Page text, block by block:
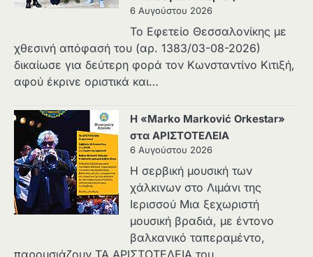
6 Αυγούστου 2026
Το Εφετείο Θεσσαλονίκης με
χθεσινή απόφασή του (αρ. 1383/03-08-2026)
δικαίωσε για δεύτερη φορά τον Κωνσταντίνο Κιτιξή,
αφού έκρινε οριστικά και…
Η «Marko Marković Orkestar»
στα ΑΡΙΣΤΟΤΕΛΕΙΑ
6 Αυγούστου 2026
Η σερβική μουσική των
χάλκινων στο Λιμάνι της
Ιερισσού Μια ξεχωριστή
μουσική βραδιά, με έντονο
βαλκανικό ταπεραμέντο,